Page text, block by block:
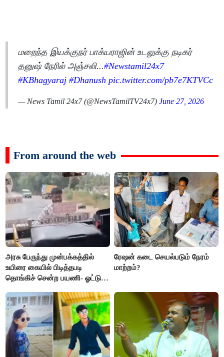
மறைந்த இயக்குநர் பாக்யராஜின் உடலுக்கு நடிகர்
தனுஷ் நேரில் அஞ்சலி...#Newstamil24x7
#KBhagyaraj #Dhanush pic.twitter.com/pb7e7KTVCc
— News Tamil 24x7 (@NewsTamilTV24x7)June 27, 2026
From around the web
அரசு பேருந்து முன்பக்கத்தில்
உயிரை கையில் பிடித்தபடி
தொங்கிச் சென்ற பயணி- ஓட்டுநர்
ரேஷன் கடை செயல்படும் நேரம்
மாற்றம்?